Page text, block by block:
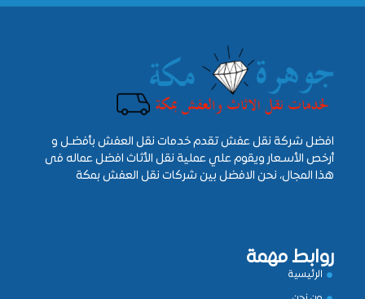
افضل شركة نقل عفش تقدم خدمات نقل العفش بأفضـل و
أرخص الأسـعار ويقوم علي عملية نقل الأثاث افضل عماله فى
هذا المجال، نحن الافضل بين شركات نقل العفش بمكة
روابط مهمة
الرئيسية